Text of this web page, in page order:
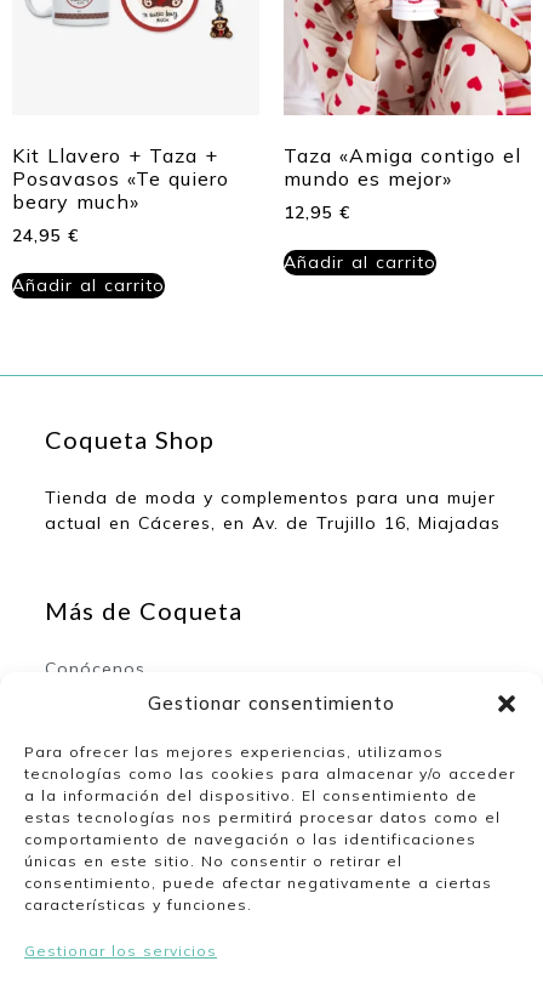
Gestionar consentimiento
Para ofrecer las mejores experiencias, utilizamos
tecnologías como las cookies para almacenar y/o acceder
a la información del dispositivo. El consentimiento de
estas tecnologías nos permitirá procesar datos como el
comportamiento de navegación o las identificaciones
únicas en este sitio. No consentir o retirar el
consentimiento, puede afectar negativamente a ciertas
características y funciones.
Gestionar los servicios
Kit Llavero + Taza +
Posavasos «Te quiero
beary much»
24,95 €
Añadir al carrito
Taza «Amiga contigo el
mundo es mejor»
12,95 €
Añadir al carrito
Coqueta Shop
Tienda de moda y complementos para una mujer
actual en Cáceres, en Av. de Trujillo 16, Miajadas
Más de Coqueta
Conócenos
Mi espacio
Mi cuenta
Lista de deseos
Nuestro horario